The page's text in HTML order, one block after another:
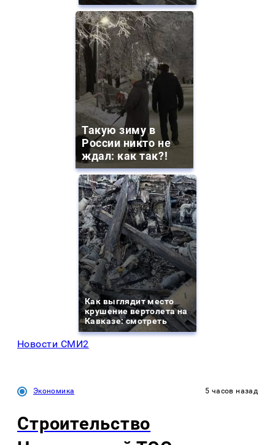
Такую зиму в
России никто не
ждал: как так?!
Как выглядит место
крушение вертолета на
Кавказе: смотреть
Новости СМИ2
Экономика 5 часов назад
Строительство